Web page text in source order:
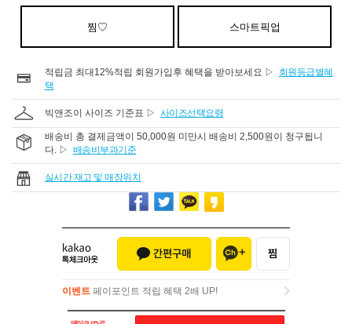
찜♡ 스마트픽업
적립금 최대12%적립 회원가입후 혜택을 받아보세요 ▷
회원등급별혜
택
빅앤조이 사이즈 기준표 ▷ 사이즈선택요령
배송비 총 결제금액이 50,000원 미만시 배송비 2,500원이 청구됩니
다. ▷ 배송비부과기준
실시간 재고 및 매장위치
이벤트 페이포인트 적립 혜택 2배 UP!
이벤트페이포인트 적립 혜택 2배 UP!